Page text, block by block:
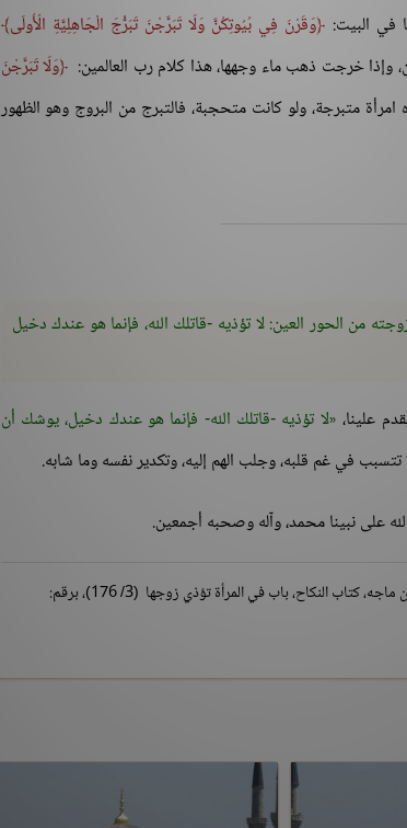
في البيت: وَقَرْنَ فِي بُيُوتِكُنَّ وَلَا تَبَرَّجْنَ تَبَرُّجَ الْجَاهِلِيَّةِ الْأُولَى
وإذا خرجت ذهب ماء وجهها، هذا كلام رب العالمين:
وَلَا تَبَرَّجْنَ
متبرجة، ولو كانت متحجبة، فالتبرج من البروج وهو الظهور
من الحور العين: لا تؤذيه -قاتلك الله، فإنما هو عندك دخيل
علينا، لا تؤذيه -قاتلك الله- فإنما هو عندك دخيل، يوشك أن
تتسبب في غم قلبه، وجلب الهم إليه، وتكدير نفسه وما شابه.
على نبينا محمد، وآله وصحبه أجمعين.
أخرجه الترمذي، أبواب الرضاع عن رسول الله ﷺ (3/ 469)، برقم: (1174)، وابن ماجه، كتاب النكاح، باب في المرأة تؤذي زوجها (3/ 176)، برقم: